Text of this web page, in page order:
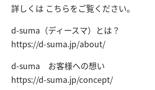
詳しくは こちらをご覧ください。
d-suma（ディースマ）とは？
https://d-suma.jp/about/
d-suma お客様への想い
https://d-suma.jp/concept/